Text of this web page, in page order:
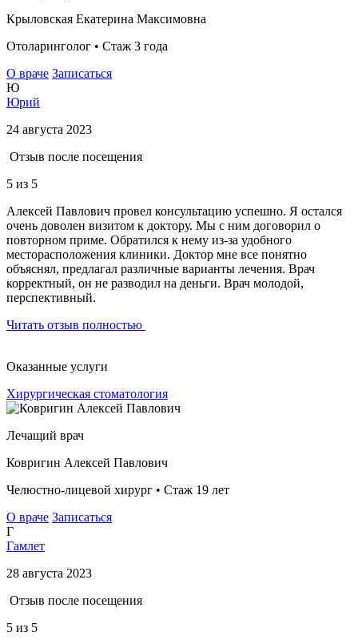
Крыловская Екатерина Максимовна
Отоларинголог • Стаж 3 года
О враче Записаться
Ю
Юрий
24 августа 2023
Отзыв после посещения
5 из 5
Алексей Павлович провел консультацию успешно. Я остался
очень доволен визитом к доктору. Мы с ним договорил о
повторном приме. Обратился к нему из-за удобного
месторасположения клиники. Доктор мне все понятно
объяснял, предлагал различные варианты лечения. Врач
корректный, он не разводил на деньги. Врач молодой,
перспективный.
Читать отзыв полностью
Оказанные услуги
Хирургическая стоматология
Лечащий врач
Ковригин Алексей Павлович
Челюстно-лицевой хирург • Стаж 19 лет
О враче Записаться
Г
Гамлет
28 августа 2023
Отзыв после посещения
5 из 5